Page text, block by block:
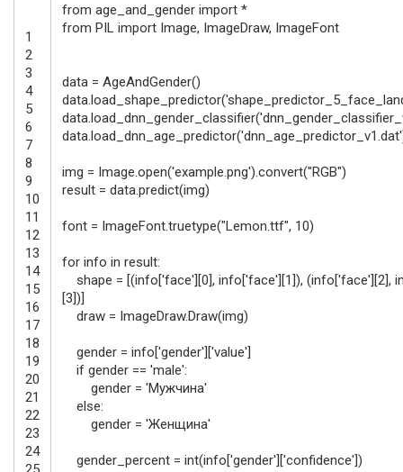
1
2
3
4
5
6
7
8
9
10
11
12
13
14
15
16
17
18
19
20
21
22
23
24
from age_and_gender import *
from PIL import Image, ImageDraw, ImageFont
data = AgeAndGender()
data.load_shape_predictor(
data.load_dnn_gender_classifier(
data.load_dnn_age_predictor('dnn_age_predictor_v1.dat'
img = Image.open('example.png').convert("RGB")
result = data.predict(img)
font = ImageFont.truetype("Lemon.ttf", 10)
for info in result:
shape = [(info['face'] [0], info['face'] [1]), (info['face'] [2],
[3])]
draw = ImageDraw.Draw(img)
gender = info['gender'] ['value']
if gender == 'male':
gender = 'Мужчина'
else:
gender = 'Женщина'
gender_percent = int(info['gender'] ['confidence'])